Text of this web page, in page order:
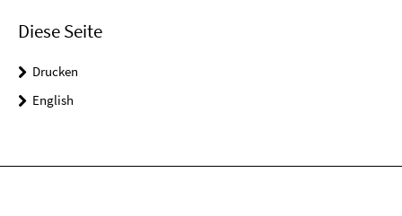
Diese Seite
Drucken
English